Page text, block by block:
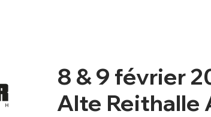
8 & 9 février
Alte Reithalle